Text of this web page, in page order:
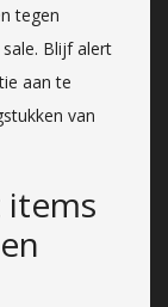
tegen
Blijf alert
aan te
van
items